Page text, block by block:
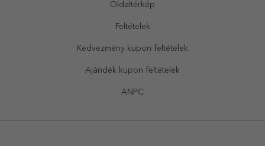
Oldaltérkép
Feltételek
Kedvezmény kupon feltételek
Ajándék kupon feltételek
ANPC